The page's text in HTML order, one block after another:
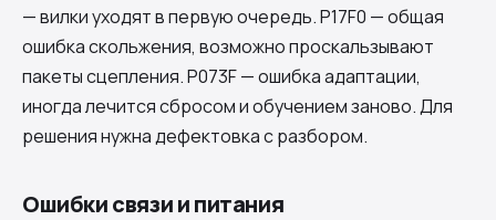
— вилки уходят в первую очередь. P17F0 — общая
ошибка скольжения, возможно проскальзывают
пакеты сцепления. P073F — ошибка адаптации,
иногда лечится сбросом и обучением заново. Для
решения нужна дефектовка с разбором.
Ошибки связи и питания